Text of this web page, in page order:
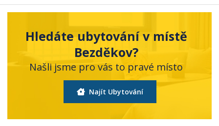
Hledáte ubytování v místě
Bezděkov?
Našli jsme pro vás to pravé místo
Najít Ubytování